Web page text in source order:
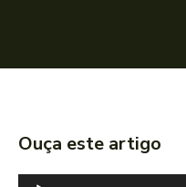
Ouça este artigo